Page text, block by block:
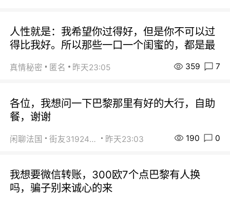
人性就是：我希望你过得好，但是你不可以过
得比我好。所以那些一口一个闺蜜的，都是最
真情秘密 匿名 昨天23:05 359 7
各位，我想问一下巴黎那里有好的大行，自助
餐，谢谢
闲聊法国 街友31924072 昨天23:03 190 0
我想要微信转账，300欧7个点巴黎有人换
吗，骗子别来诚心的来